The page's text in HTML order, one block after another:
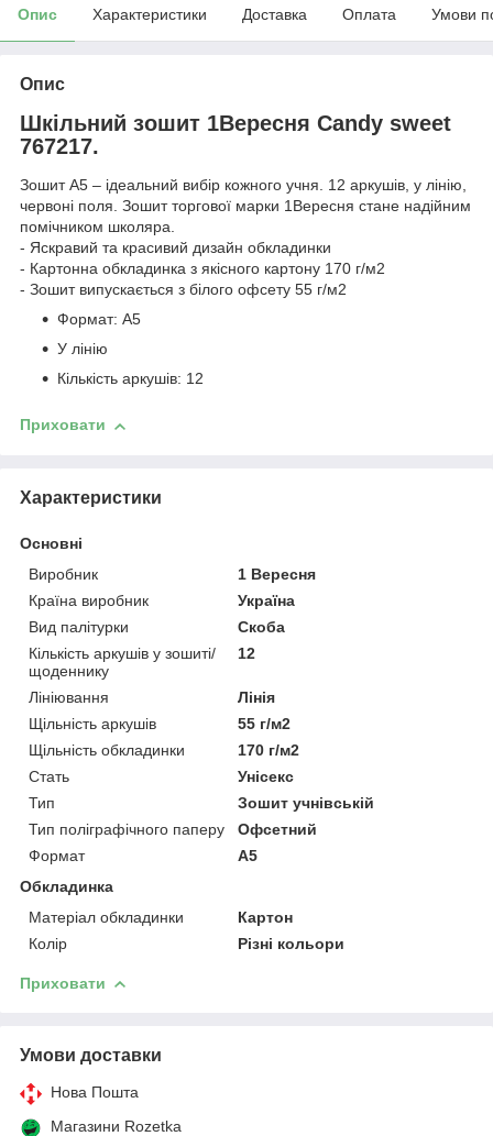
Опис Характеристики Доставка Оплата Умови
Опис
Шкільний зошит 1Вересня Candy sweet
767217.
Зошит А5 – ідеальний вибір кожного учня. 12 аркушів, у лінію,
червоні поля. Зошит торгової марки 1Вересня стане надійним
помічником школяра.
- Яскравий та красивий дизайн обкладинки
- Картонна обкладинка з якісного картону 170 г/м2
- Зошит випускається з білого офсету 55 г/м2
Формат: А5
У лінію
Кількість аркушів: 12
Приховати
Характеристики
Основні
Виробник
1 Вересня
Країна виробник
Україна
Вид палітурки
Скоба
Кількість аркушів у зошиті/
щоденнику
12
Лініювання
Лінія
Щільність аркушів
55 г/м2
Щільність обкладинки
170 г/м2
Стать
Унісекс
Тип
Зошит учнівській
Тип поліграфічного паперу
Офсетний
Формат
A5
Обкладинка
Матеріал обкладинки
Картон
Колір
Різні кольори
Приховати
Умови доставки
Нова Пошта
Магазини Rozetka